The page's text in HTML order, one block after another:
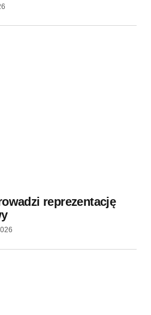
reprezentację